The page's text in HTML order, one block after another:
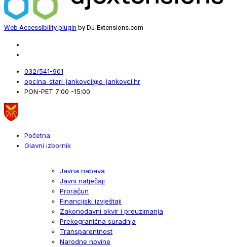
Web Accessibility plugin by DJ-Extensions.com
032/541-901
opcina-stari-jankovci@o-jankovci.hr
PON-PET 7:00 -15:00
Početna
Glavni izbornik
Javna nabava
Javni natječaji
Proračun
Financijski izvještaji
Zakonodavni okvir i preuzimanja
Prekogranična suradnja
Transparentnost
Narodne novine